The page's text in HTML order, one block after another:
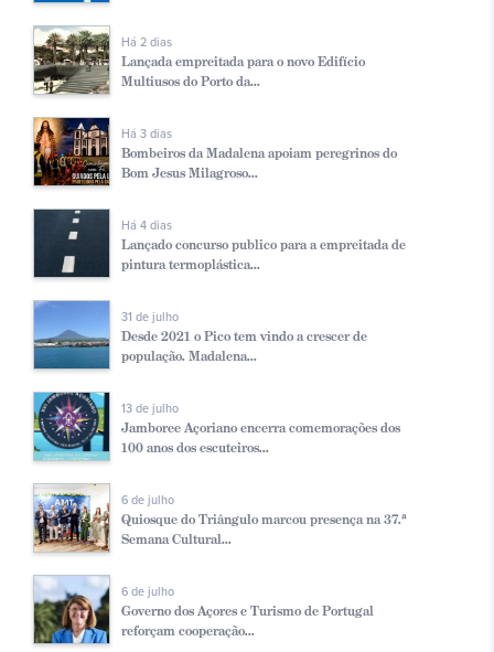
Há 2 dias
Lançada empreitada para o novo Edifício
Multiusos do Porto da...
Há 3 dias
Bombeiros da Madalena apoiam peregrinos do
Bom Jesus Milagroso...
Há 4 dias
Lançado concurso publico para a empreitada de
pintura termoplástica...
31 de julho
Desde 2021 o Pico tem vindo a crescer de
população. Madalena...
13 de julho
Jamboree Açoriano encerra comemorações dos
100 anos dos escuteiros...
6 de julho
Quiosque do Triângulo marcou presença na 37.ª
Semana Cultural...
6 de julho
Governo dos Açores e Turismo de Portugal
reforçam cooperação...